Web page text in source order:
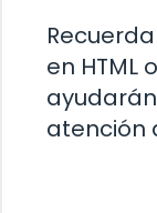
en
atención